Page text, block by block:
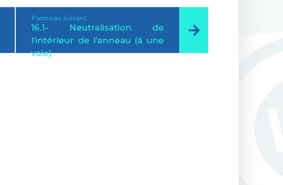
Panneau suivant
16.1- Neutralisation de
l’intérieur de l’anneau (à une
voie)